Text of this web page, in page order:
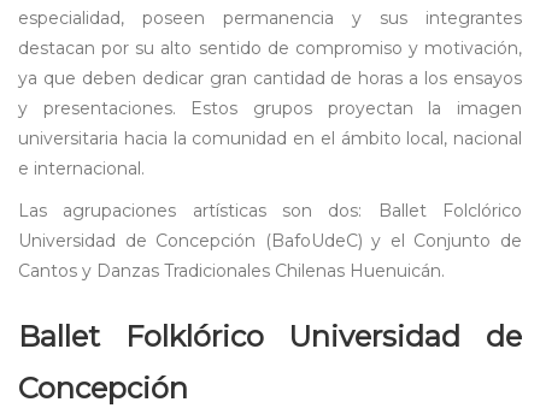
especialidad, poseen permanencia y sus integrantes
destacan por su alto sentido de compromiso y motivación,
ya que deben dedicar gran cantidad de horas a los ensayos
y presentaciones. Estos grupos proyectan la imagen
universitaria hacia la comunidad en el ámbito local, nacional
e internacional.
Las agrupaciones artísticas son dos: Ballet Folclórico
Universidad de Concepción (BafoUdeC) y el Conjunto de
Cantos y Danzas Tradicionales Chilenas Huenuicán.
Ballet Folklórico Universidad de
Concepción